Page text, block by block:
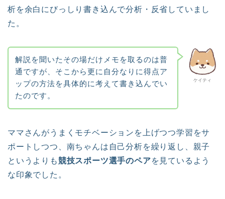
析を余白にびっしり書き込んで分析・反省していまし
た。
ケイティ
解説を聞いたその場だけメモを取るのは普
通ですが、そこから更に自分なりに得点ア
ップの方法を具体的に考えて書き込んでい
たのです。
ママさんがうまくモチベーションを上げつつ学習をサ
ポートしつつ、南ちゃんは自己分析を繰り返し、親子
というよりも競技スポーツ選手のペアを見ているよう
な印象でした。